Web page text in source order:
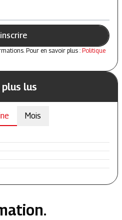
Pour en savoir plus : Politique
plus lus
Mois